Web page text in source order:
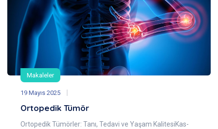
Makaleler
19 Mayıs 2025
Ortopedik Tümör
Ortopedik Tümörler: Tanı, Tedavi ve Yaşam KalitesiKas-